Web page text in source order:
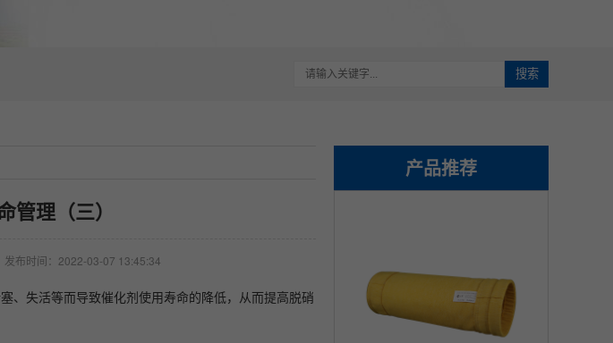
搜索
产品推荐
理（三）
发布时间：2022-03-07 13:45:34
、失活等而导致催化剂使用寿命的降低，从而提高脱硝